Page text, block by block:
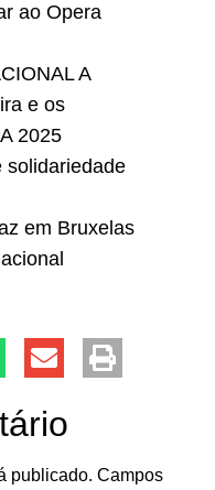
ao Opera
A
e os
2025
solidariedade
em Bruxelas
publicado. Campos